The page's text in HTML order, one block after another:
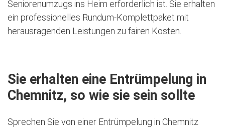
Seniorenumzugs ins Heim erforderlich ist. Sie erhalten
ein professionelles Rundum-Komplettpaket mit
herausragenden Leistungen zu fairen Kosten.
Sie erhalten eine Entrümpelung in
Chemnitz, so wie sie sein sollte
Sprechen Sie von einer Entrümpelung in Chemnitz